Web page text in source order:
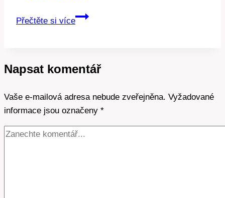
Přečtěte si více
Plynový
modely
uživatelů
Napsat komentář
Vaše e-mailová adresa nebude zveřejněna. Vyžadované
informace jsou označeny *